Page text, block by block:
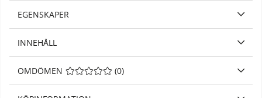
EGENSKAPER
INNEHÅLL
OMDÖMEN MEDELBETYG 0 AV 5 ANTAL BETYG 0
(0)